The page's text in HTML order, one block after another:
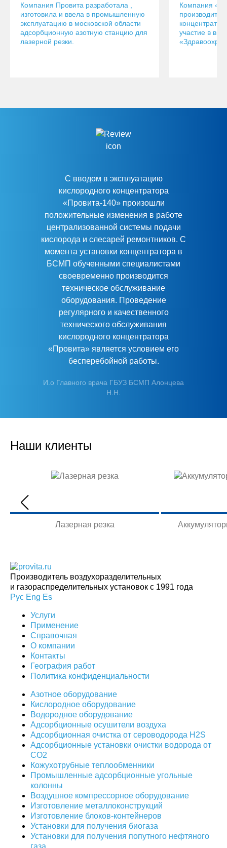
Компания Провита разработала ,
изготовила и ввела в промышленную
эксплуатацию в московской области
адсорбционную азотную станцию для
лазерной резки.
Компания
участие в
С вводом в эксплуатацию
кислородного концентратора
«Провита-140» произошли
положительные изменения в работе
централизованной системы подачи
кислорода и слесарей ремонтников. С
момента установки концентратора в
БСМП обученными специалистами
своевременно производится
техническое обслуживание
оборудования. Проведение
регулярного и качественного
технического обслуживания
кислородного концентратора
«Провита» является условием его
бесперебойной работы.
И.о Главного врача ГБУЗ БСМП Алонцева
Н.Н.
Наши клиенты
Лазерная резка
Производитель воздухоразделительных
и газораспределительных установок с 1991 года
Рус Eng Es
Услуги
Применение
Справочная
О компании
Контакты
География работ
Политика конфиденциальности
Азотное оборудование
Кислородное оборудование
Водородное оборудование
Адсорбционные осушители воздуха
Адсорбционная очистка от сероводорода H2S
Адсорбционные установки очистки водорода от
CO2
Кожухотрубные теплообменники
Промышленные адсорбционные угольные
колонны
Воздушное компрессорное оборудование
Изготовление металлоконструкций
Изготовление блоков-контейнеров
Установки для получения биогаза
Установки для получения попутного нефтяного
газа